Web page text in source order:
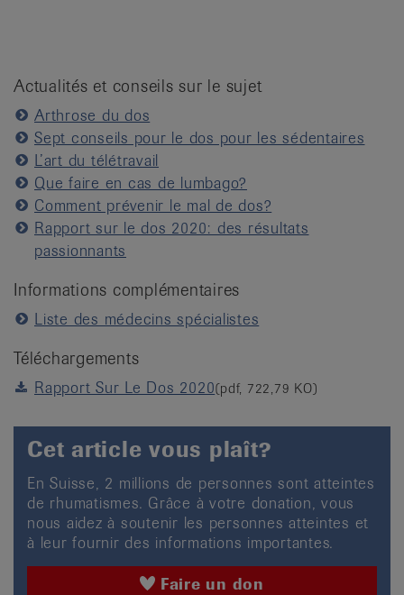
Actualités et conseils sur le sujet
Arthrose du dos
Sept conseils pour le dos pour les sédentaires
L’art du télétravail
Que faire en cas de lumbago?
Comment prévenir le mal de dos?
Rapport sur le dos 2020: des résultats
passionnants
Informations complémentaires
Liste des médecins spécialistes
Téléchargements
Rapport Sur Le Dos 2020(pdf, 722,79 KO)
Cet article vous plaît?
En Suisse, 2 millions de personnes sont atteintes
de rhumatismes. Grâce à votre donation, vous
nous aidez à soutenir les personnes atteintes et
à leur fournir des informations importantes.
Faire un don